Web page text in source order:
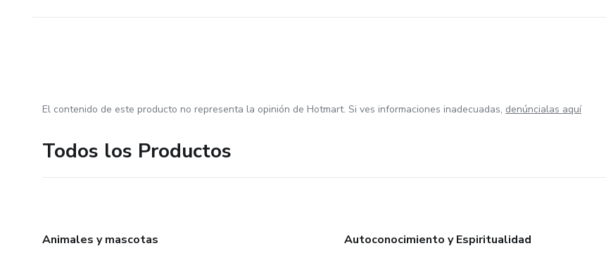
El contenido de este producto no representa la opinión de Hotmart. Si ves informaciones inadecuadas, denúncialas aquí
Todos los Productos
Animales y mascotas
Autoconocimiento y Espiritualidad